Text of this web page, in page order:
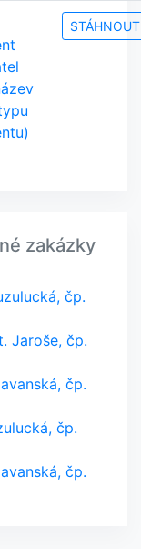
STÁHNOUT
zakázky
čp.
Jaroše, čp.
čp.
čp.
čp.